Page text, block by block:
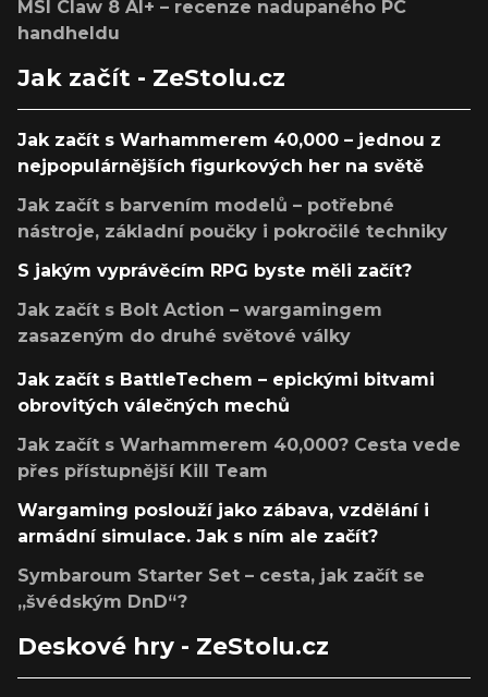
MSI Claw 8 AI+ – recenze nadupaného PC
handheldu
Jak začít - ZeStolu.cz
Jak začít s Warhammerem 40,000 – jednou z
nejpopulárnějších figurkových her na světě
Jak začít s barvením modelů – potřebné
nástroje, základní poučky i pokročilé techniky
S jakým vyprávěcím RPG byste měli začít?
Jak začít s Bolt Action – wargamingem
zasazeným do druhé světové války
Jak začít s BattleTechem – epickými bitvami
obrovitých válečných mechů
Jak začít s Warhammerem 40,000? Cesta vede
přes přístupnější Kill Team
Wargaming poslouží jako zábava, vzdělání i
armádní simulace. Jak s ním ale začít?
Symbaroum Starter Set – cesta, jak začít se
„švédským DnD“?
Deskové hry - ZeStolu.cz